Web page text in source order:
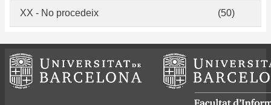
XX - No procedeix (50)